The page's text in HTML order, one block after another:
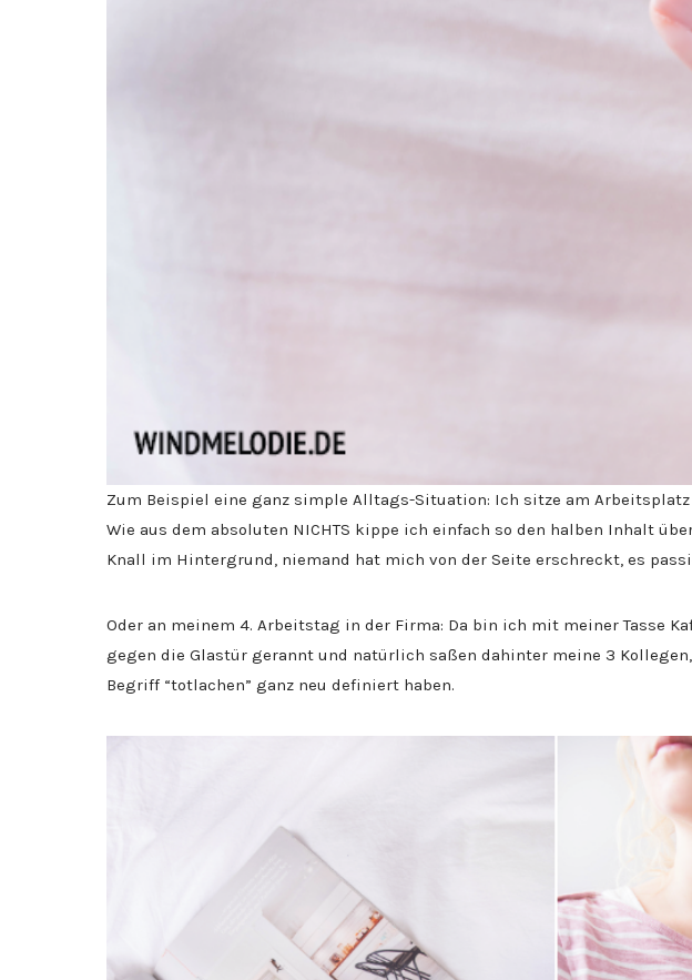
Zum Beispiel eine ganz simple Alltags-Situation: Ich sitze am Arbeitsplatz
Wie aus dem absoluten NICHTS kippe ich einfach so den halben Inhalt
Knall im Hintergrund, niemand hat mich von der Seite erschreckt, es
Oder an meinem 4. Arbeitstag in der Firma: Da bin ich mit meiner Tasse
gegen die Glastür gerannt und natürlich saßen dahinter meine 3
Begriff “totlachen” ganz neu definiert haben.